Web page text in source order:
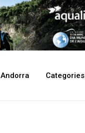
Andorra Categories